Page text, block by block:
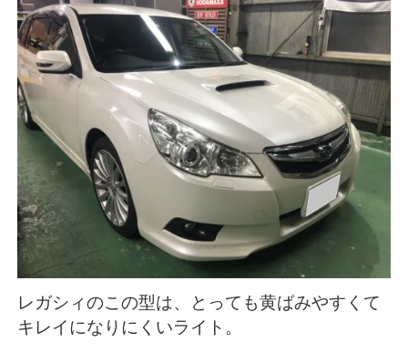
レガシィのこの型は、とっても黄ばみやすくて
キレイになりにくいライト。